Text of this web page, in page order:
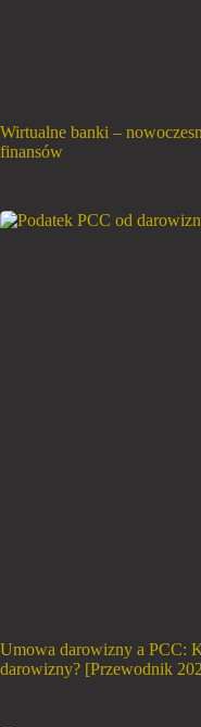
Wirtualne banki –
finansów
Umowa darowizny a PCC:
darowizny? [Przewodnik